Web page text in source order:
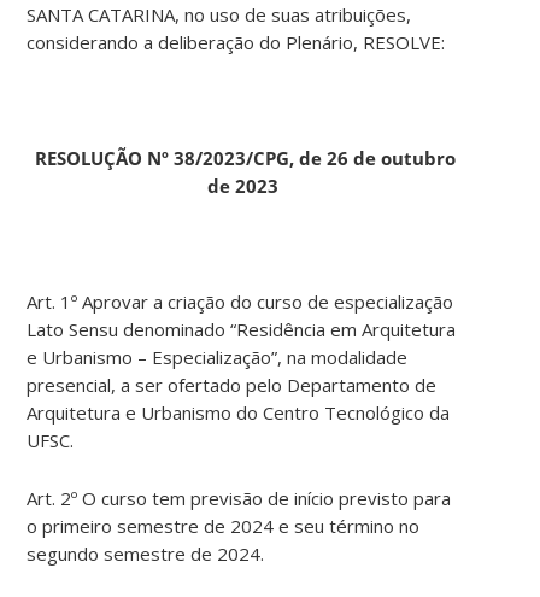
SANTA CATARINA, no uso de suas atribuições,
considerando a deliberação do Plenário, RESOLVE:
RESOLUÇÃO Nº 38/2023/CPG, de 26 de outubro
de 2023
Art. 1º Aprovar a criação do curso de especialização
Lato Sensu denominado “Residência em Arquitetura
e Urbanismo – Especialização”, na modalidade
presencial, a ser ofertado pelo Departamento de
Arquitetura e Urbanismo do Centro Tecnológico da
UFSC.
Art. 2º O curso tem previsão de início previsto para
o primeiro semestre de 2024 e seu término no
segundo semestre de 2024.